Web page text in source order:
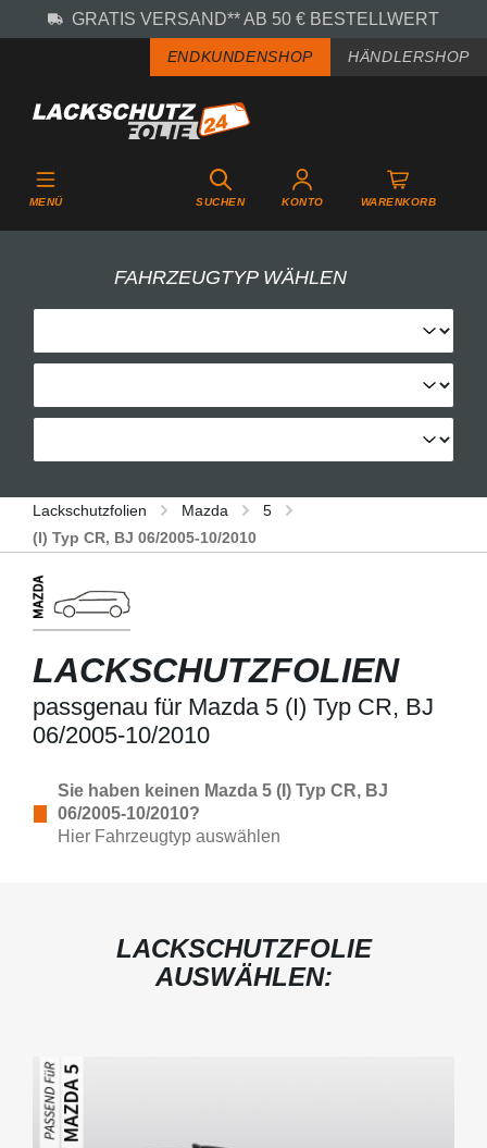
Zum Hauptinhalt springen
GRATIS VERSAND** AB 50 € BESTELLWERT
ENDKUNDENSHOP HÄNDLERSHOP
MENÜ SUCHEN KONTO WARENKORB
FAHRZEUGTYP WÄHLEN
Lackschutzfolien Mazda
5
(I) Typ CR, BJ 06/2005-10/2010
LACKSCHUTZFOLIEN
passgenau für Mazda 5 (I) Typ CR, BJ
06/2005-10/2010
Sie haben keinen Mazda 5 (I) Typ CR, BJ
06/2005-10/2010?
Hier Fahrzeugtyp auswählen
LACKSCHUTZFOLIE
AUSWÄHLEN: